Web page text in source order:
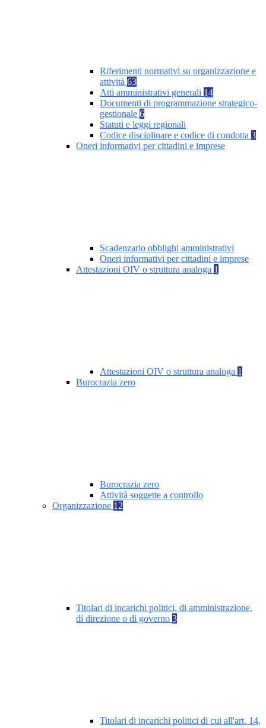
Riferimenti normativi su organizzazione e
attività 63
Atti amministrativi generali 14
Documenti di programmazione strategico-
gestionale 6
Statuti e leggi regionali
Codice disciplinare e codice di condotta 3
Oneri informativi per cittadini e imprese
Scadenzario obblighi amministrativi
Oneri informativi per cittadini e imprese
Attestazioni OIV o struttura analoga 1
Attestazioni OIV o struttura analoga 1
Burocrazia zero
Burocrazia zero
Attività soggette a controllo
Organizzazione 12
Titolari di incarichi politici, di amministrazione,
di direzione o di governo 3
Titolari di incarichi politici di cui all'art. 14,